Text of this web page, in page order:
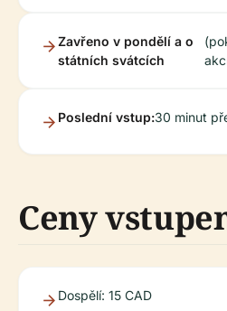
Zavřeno v pondělí a o
státních svátcích
Poslední vstup:30 minut
Ceny
Dospělí: 15 CAD